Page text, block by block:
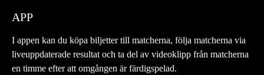
APP
I appen kan du köpa biljetter till matcherna, följa matcherna via
liveuppdaterade resultat och ta del av videoklipp från matcherna
en timme efter att omgången är färdigspelad.